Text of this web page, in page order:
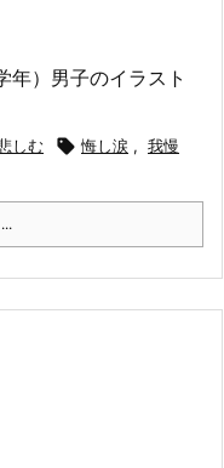
年）男子のイラスト
しむ  悔し涙 , 我慢